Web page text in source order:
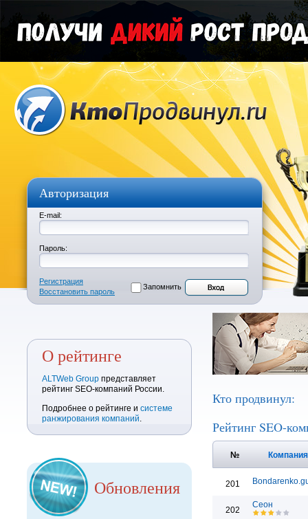
Авторизация
E-mail:
Пароль:
Регистрация
Восстановить пароль
Запомнить
О рейтинге
ALTWeb Group представляет
рейтинг SEO-компаний России.
Подробнее о рейтинге и системе
ранжирования компаний.
Обновления
Кто продвинул:
Рейтинг SEO-
№
201
202
Сеон